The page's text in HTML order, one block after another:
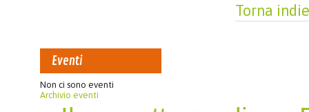
Torna
Eventi
Non ci sono eventi
Archivio eventi